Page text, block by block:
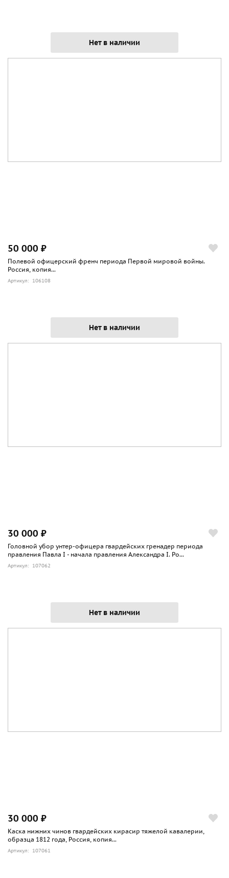
Нет в наличии
50 000 ₽
Полевой офицерский френч периода Первой мировой войны.
Россия, копия...
Артикул: 106108
Нет в наличии
30 000 ₽
Головной убор унтер-офицера гвардейских гренадер периода
правления Павла I - начала правления Александра I. Ро...
Артикул: 107062
Нет в наличии
30 000 ₽
Каска нижних чинов гвардейских кирасир тяжелой кавалерии,
образца 1812 года, Россия, копия...
Артикул: 107061